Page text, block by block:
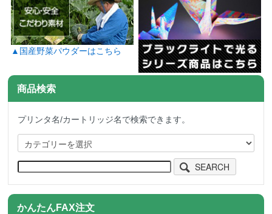
▲国産野菜パウダーはこちら
商品検索
プリンタ名/カートリッジ名で検索できます。
SEARCH
かんたんFAX注文